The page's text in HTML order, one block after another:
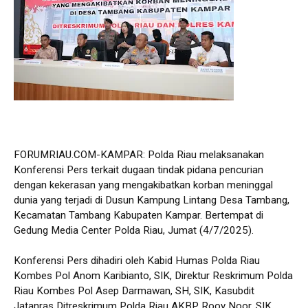
FORUMRIAU.COM-KAMPAR: Polda Riau melaksanakan
Konferensi Pers terkait dugaan tindak pidana pencurian
dengan kekerasan yang mengakibatkan korban meninggal
dunia yang terjadi di Dusun Kampung Lintang Desa Tambang,
Kecamatan Tambang Kabupaten Kampar. Bertempat di
Gedung Media Center Polda Riau, Jumat (4/7/2025).
Konferensi Pers dihadiri oleh Kabid Humas Polda Riau
Kombes Pol Anom Karibianto, SIK, Direktur Reskrimum Polda
Riau Kombes Pol Asep Darmawan, SH, SIK, Kasubdit